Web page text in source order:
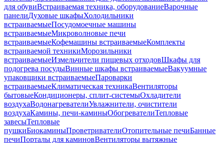
для обувиВстраиваемая техника, оборудованиеВарочные
панелиДуховые шкафыХолодильники
встраиваемыеПосудомоечные машины
встраиваемыеМикроволновые печи
встраиваемыеКофемашины встраиваемыеКомплекты
встраиваемой техникиМорозильники
встраиваемыеИзмельчители пищевых отходовШкафы для
подогрева посудыВинные шкафы встраиваемыеВакуумные
упаковщики встраиваемыеПароварки
встраиваемыеКлиматическая техникаВентиляторы
бытовыеКондиционеры, сплит-системыОхладители
воздухаВодонагревателиУвлажнители, очистители
воздухаКамины, печи-каминыОбогревателиТепловые
завесыТепловые
пушкиБиокаминыПроветривателиОтопительные печиБанные
печиПорталы для каминовВентиляторы вытяжные